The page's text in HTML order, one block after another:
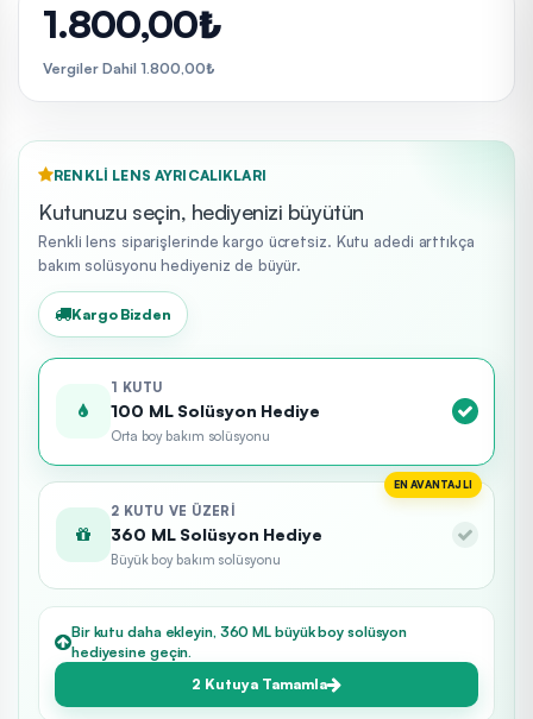
1.800,00₺
Vergiler Dahil 1.800,00₺
RENKLI LENS AYRICALIKLARI
Kutunuzu seçin, hediyenizi büyütün
Renkli lens siparişlerinde kargo ücretsiz. Kutu adedi arttıkça
bakım solüsyonu hediyeniz de büyür.
Kargo Bizden
1 KUTU
100 ML Solüsyon Hediye
Orta boy bakım solüsyonu
EN AVANTAJLI
2 KUTU VE ÜZERI
360 ML Solüsyon Hediye
Büyük boy bakım solüsyonu
Bir kutu daha ekleyin, 360 ML büyük boy solüsyon
hediyesine geçin.
2 Kutuya Tamamla